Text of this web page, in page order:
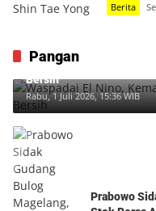
Berita
Pangan
Waspadai El Nino,
Bersih
Rabu, 1 Juli 2026, 15:36 WIB
Prabowo